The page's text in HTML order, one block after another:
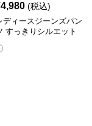
4,980 (税込)
ディースジーンズパン
すっきりシルエット